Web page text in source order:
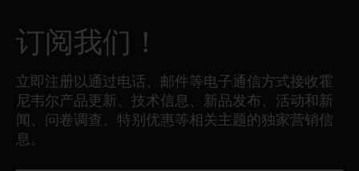
订阅我们！
立即注册以通过电话、邮件等电子通信方式接收霍
尼韦尔产品更新、技术信息、新品发布、活动和新
闻、问卷调查、特别优惠等相关主题的独家营销信
息。